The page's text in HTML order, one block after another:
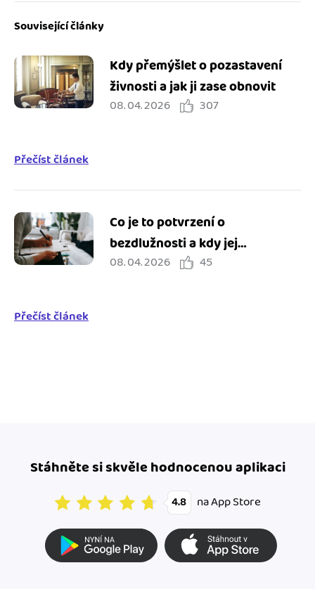
Související články
Kdy přemýšlet o pozastavení
živnosti a jak ji zase obnovit
08. 04. 2026 307
Přečíst článek
Co je to potvrzení o
bezdlužnosti a kdy jej
potřebuji?
08. 04. 2026 45
Přečíst článek
Stáhněte si skvěle hodnocenou aplikaci
4.8 na App Store